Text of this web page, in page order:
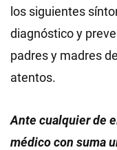
los siguientes
diagnóstico y
padres y madres
atentos.
Ante cualquier de
médico con suma